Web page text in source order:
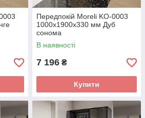
Передпокій Moreli KO-0003
1000x1900x330 мм Дуб
сонома
В наявності
7 196 ₴
Купити